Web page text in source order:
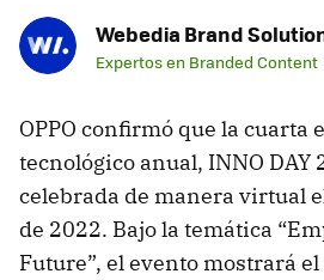
Webedia Brand
Expertos en Branded Content
OPPO confirmó que la cuarta
tecnológico anual, INNO DAY
celebrada de manera virtual
de 2022. Bajo la temática
Future”, el evento mostrará